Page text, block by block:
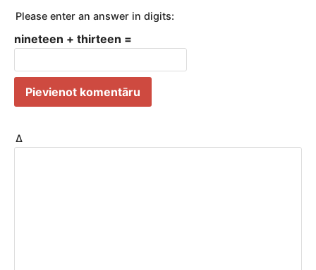
Please enter an answer in digits:
nineteen + thirteen =
Δ